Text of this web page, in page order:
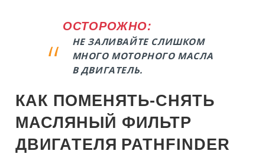
ОСТОРОЖНО:
НЕ ЗАЛИВАЙТЕ СЛИШКОМ
МНОГО МОТОРНОГО МАСЛА
В ДВИГАТЕЛЬ.
КАК ПОМЕНЯТЬ-СНЯТЬ
МАСЛЯНЫЙ ФИЛЬТР
ДВИГАТЕЛЯ PATHFINDER